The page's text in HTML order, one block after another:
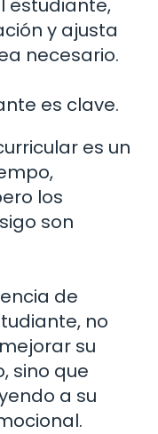
y ajusta
necesario.
es clave.
es un
los
son
de
no
su
sino que
a su